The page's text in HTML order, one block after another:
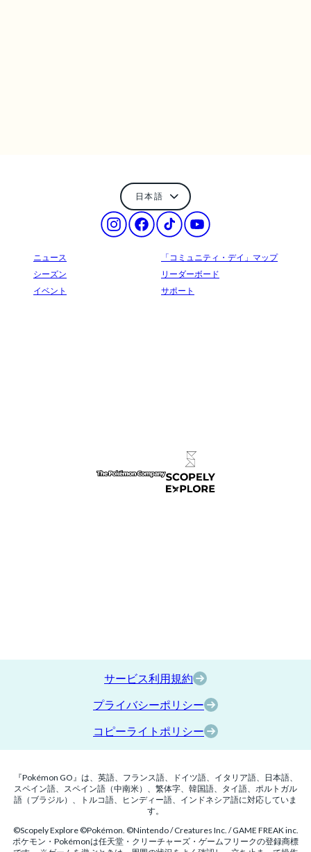
ニュース
シーズン
イベント
「コミュニティ・デイ」マップ
リーダーボード
サポート
サービス利用規約
プライバシーポリシー
コピーライトポリシー
『Pokémon GO』は、英語、フランス語、ドイツ語、イタリア語、日本語、
スペイン語、スペイン語（中南米）、繁体字、韓国語、タイ語、ポルトガル
語（ブラジル）、トルコ語、ヒンディー語、インドネシア語に対応していま
す。
©Scopely Explore ©Pokémon. ©Nintendo / Creatures Inc. / GAME FREAK inc.
ポケモン・Pokémonは任天堂・クリーチャーズ・ゲームフリークの登録商標